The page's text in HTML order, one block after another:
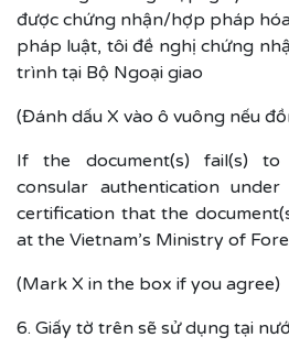
được chứng nhận/hợp pháp
pháp luật, tôi đề nghị chứng
trình tại Bộ Ngoại giao
(Đánh dấu X vào ô vuông nếu
If the document(s) fail(s)
consular authentication
certification that the
at the Vietnam’s Ministry of
(Mark X in the box if you agree)
6. Giấy tờ trên sẽ sử dụng tại